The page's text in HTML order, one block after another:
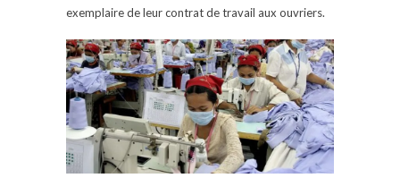
exemplaire de leur contrat de travail aux ouvriers.